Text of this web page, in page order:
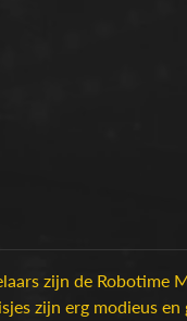
zijn de Robotime
zijn erg modieus